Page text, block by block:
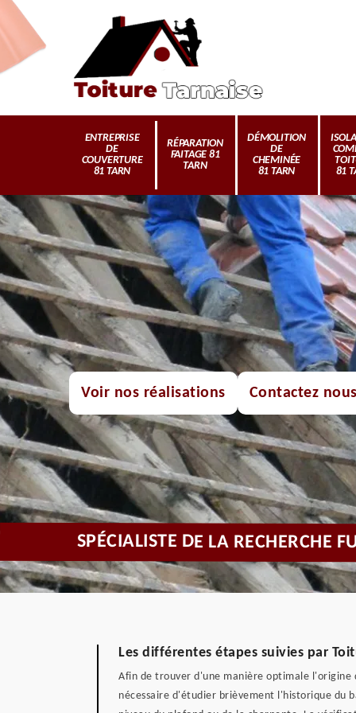
ENTREPRISE
DE
COUVERTURE
81 TARN
RÉPARATION
FAITAGE 81
TARN
DÉMOLITION
DE
CHEMINÉE
81 TARN
81
Voir nos réalisations Contactez nous
SPÉCIALISTE DE LA RECHERCHE
Les différentes étapes suivies par
Afin de trouver d'une manière optimale l'origine
nécessaire d'étudier brièvement l'historique du